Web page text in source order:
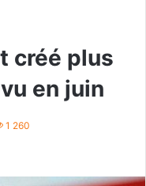
créé plus
en juin
1 260